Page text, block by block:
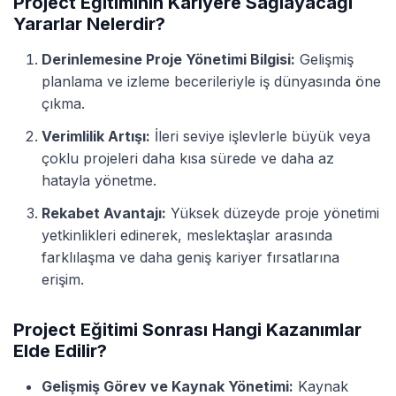
Yararlar Nelerdir?
Derinlemesine Proje Yönetimi Bilgisi: Gelişmiş
planlama ve izleme becerileriyle iş dünyasında öne
çıkma.
Verimlilik Artışı: İleri seviye işlevlerle büyük veya
çoklu projeleri daha kısa sürede ve daha az
hatayla yönetme.
Rekabet Avantajı: Yüksek düzeyde proje yönetimi
yetkinlikleri edinerek, meslektaşlar arasında
farklılaşma ve daha geniş kariyer fırsatlarına
erişim.
Project Eğitimi Sonrası Hangi Kazanımlar
Elde Edilir?
Gelişmiş Görev ve Kaynak Yönetimi: Kaynak